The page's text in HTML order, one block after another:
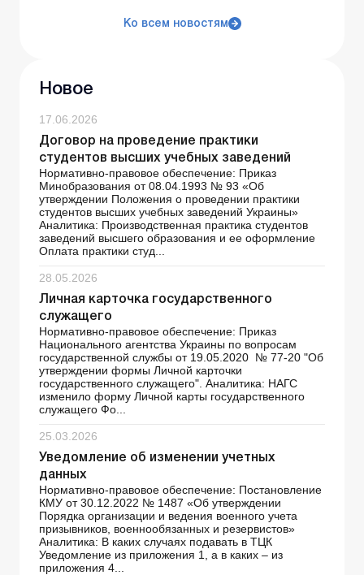
Ко всем новостям
Новое
17.06.2026
Договор на проведение практики
студентов высших учебных заведений
Нормативно-правовое обеспечение: Приказ
Минобразования от 08.04.1993 № 93 «Об
утверждении Положения о проведении практики
студентов высших учебных заведений Украины»
Аналитика: Производственная практика студентов
заведений высшего образования и ее оформление
Оплата практики студ...
28.05.2026
Личная карточка государственного
служащего
Нормативно-правовое обеспечение: Приказ
Национального агентства Украины по вопросам
государственной службы от 19.05.2020 № 77-20 "Об
утверждении формы Личной карточки
государственного служащего". Аналитика: НАГС
изменило форму Личной карты государственного
служащего Фо...
25.03.2026
Уведомление об изменении учетных
данных
Нормативно-правовое обеспечение: Постановление
КМУ от 30.12.2022 № 1487 «Об утверждении
Порядка организации и ведения военного учета
призывников, военнообязанных и резервистов»
Аналитика: В каких случаях подавать в ТЦК
Уведомление из приложения 1, а в каких – из
приложения 4...